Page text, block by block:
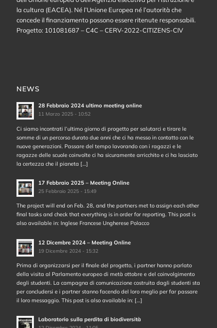
la cultura (EACEA). Né l’Unione Europea né l’autorità che
concede il finanziamento possono essere ritenute responsabili.
Progetto: 101081687 – C4C – CERV-2022-CITIZENS-CIV
NEWS
28 Febbraio 2024 ultimo meeting online
11 Marzo 2025 - 10:52
Ci siamo incontrati l’ultimo giorno di progetto per salutarci e tirare le
somme di un percorso durato due anni che ci ha messo in contatto con le
nuove generazioni. Passare del tempo lavorando con i ragazzi e le
ragazze delle scuole coinvolte ci ha sicuramente arricchito e ci ha lasciato
la certezza che il pianeta […]
17 Febbraio 2025 – Meeting Online
25 Febbraio 2025 - 15:49
The project will end on Feb. 28, and the partners met to assign each other
final tasks and check that everything is in order for reporting. This post is
also available in: Inglese Francese Ungherese Polacco
12 Dicembre 2024 – Meeting Online
19 Dicembre 2024 - 15:32
Prima di organizzarsi per il finale del progetto, i partner hanno parlato
della visita al Parlamento europeo di metà ottobre e del coinvolgimento
degli studenti. La campagna di comunicazione costruita dagli studenti sta
per concludersi e i partner stanno facendo del loro meglio per far passare
il loro messaggio. This post is also available in: […]
Laboratorio sulla perdita di biodiversità